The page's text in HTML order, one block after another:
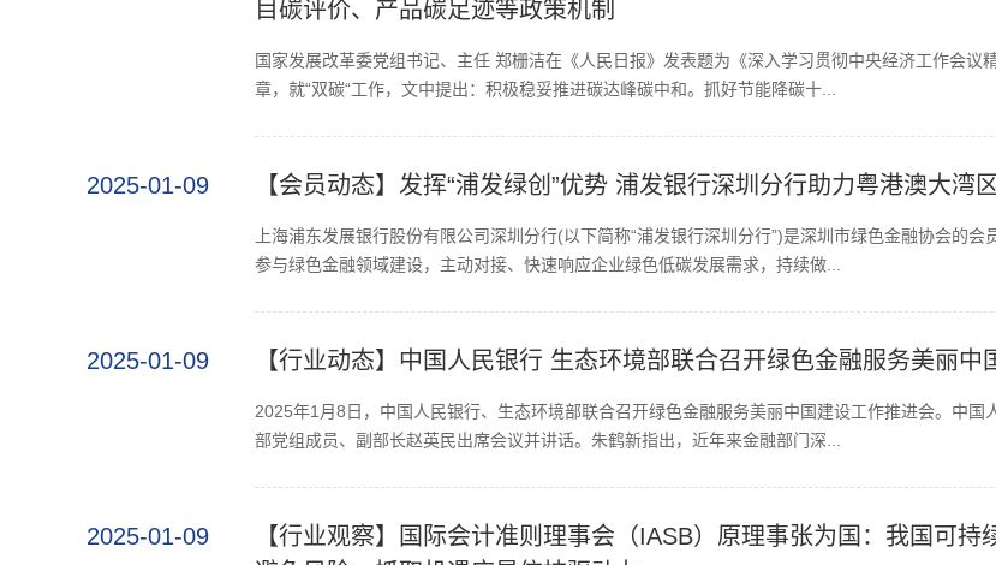
目碳评价、产品碳足迹等政策机制
国家发展改革委党组书记、主任 郑栅洁在《人民日报》发表题为《深入学习贯彻中央经济工作会议
章，就“双碳“工作，文中提出：积极稳妥推进碳达峰碳中和。抓好节能降碳十...
2025-01-09 【会员动态】发挥“浦发绿创”优势 浦发银行深圳分行助力粤港澳大湾
上海浦东发展银行股份有限公司深圳分行(以下简称“浦发银行深圳分行”)是深圳市绿色金融协会的
参与绿色金融领域建设，主动对接、快速响应企业绿色低碳发展需求，持续做...
2025-01-09 【行业动态】中国人民银行 生态环境部联合召开绿色金融服务美丽中
2025年1月8日，中国人民银行、生态环境部联合召开绿色金融服务美丽中国建设工作推进会。中国
部党组成员、副部长赵英民出席会议并讲话。朱鹤新指出，近年来金融部门深...
2025-01-09
【行业观察】国际会计准则理事会（IASB）原理事张为国：我国可持